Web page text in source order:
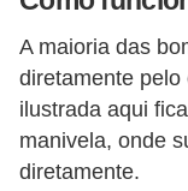
A maioria das
diretamente pelo
ilustrada aqui
manivela, onde
diretamente.
o
m
t